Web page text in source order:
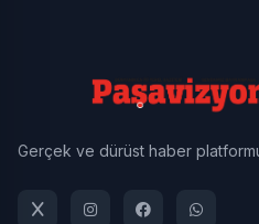
Gerçek ve dürüst haber